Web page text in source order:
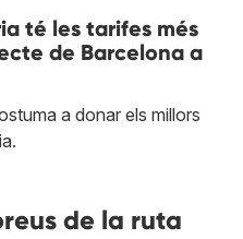
té les tarifes més
de Barcelona a
a donar els millors
de la ruta